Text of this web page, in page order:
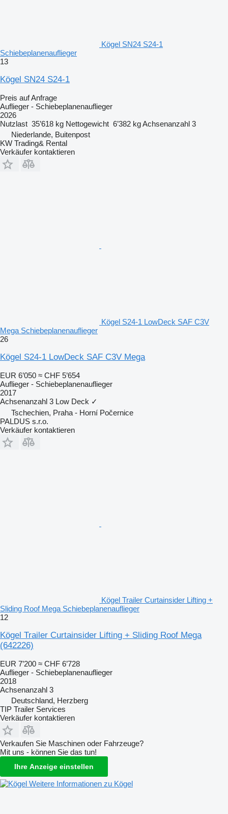
Kögel SN24 S24-1
Schiebeplanenauflieger
13
Kögel SN24 S24-1
Preis auf Anfrage
Auflieger - Schiebeplanenauflieger
2026
Nutzlast 35’618 kg Nettogewicht 6’382 kgAchsenanzahl 3
Niederlande, Buitenpost
KW Trading& Rental
Verkäufer kontaktieren
Kögel S24-1 LowDeck SAF C3V
Mega Schiebeplanenauflieger
26
Kögel S24-1 LowDeck SAF C3V Mega
EUR 6’050 ≈ CHF 5’654
Auflieger - Schiebeplanenauflieger
2017
Achsenanzahl 3 Low Deck ✓
Tschechien, Praha - Horní Počernice
PALDUS s.r.o.
Verkäufer kontaktieren
Kögel Trailer Curtainsider Lifting +
Sliding Roof Mega Schiebeplanenauflieger
12
Kögel Trailer Curtainsider Lifting + Sliding Roof Mega
(642226)
EUR 7’200 ≈ CHF 6’728
Auflieger - Schiebeplanenauflieger
2018
Achsenanzahl 3
Deutschland, Herzberg
TIP Trailer Services
Verkäufer kontaktieren
Verkaufen Sie Maschinen oder Fahrzeuge?
Mit uns - können Sie das tun!
Ihre Anzeige einstellen
Weitere Informationen zu Kögel